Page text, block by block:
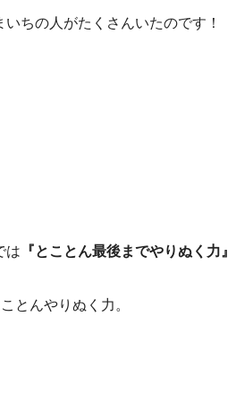
ちの人がたくさんいたのです！
は 『とことん最後までやりぬく力』
とんやりぬく力。